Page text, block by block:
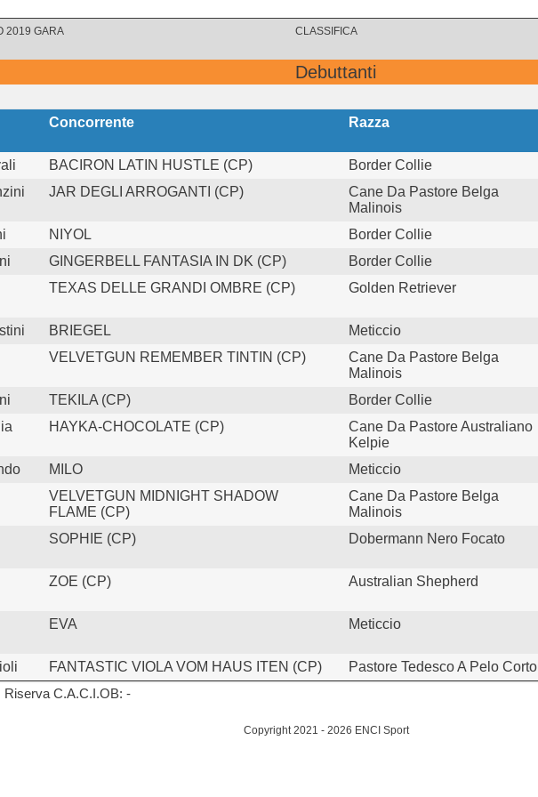
2019 GARA
CLASSIFICA
Debuttanti
Concorrente Razza
BACIRON LATIN HUSTLE (CP) Border Collie
JAR DEGLI ARROGANTI (CP)
Cane Da Pastore Belga
Malinois
NIYOL Border Collie
GINGERBELL FANTASIA IN DK (CP) Border Collie
TEXAS DELLE GRANDI OMBRE (CP) Golden Retriever
BRIEGEL Meticcio
VELVETGUN REMEMBER TINTIN (CP)
Cane Da Pastore Belga
Malinois
TEKILA (CP) Border Collie
HAYKA-CHOCOLATE (CP)
Cane Da Pastore Australiano
Kelpie
MILO Meticcio
VELVETGUN MIDNIGHT SHADOW
FLAME (CP)
Cane Da Pastore Belga
Malinois
SOPHIE (CP) Dobermann Nero Focato
ZOE (CP) Australian Shepherd
EVA Meticcio
FANTASTIC VIOLA VOM HAUS ITEN (CP) Pastore Tedesco A Pelo Corto
C.A.C.I.OB: -
Copyright 2021 - 2026 ENCI Sport